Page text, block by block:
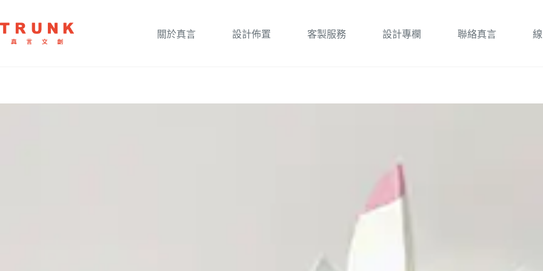
關於真言 設計佈置 客製服務 設計專欄 聯絡真言